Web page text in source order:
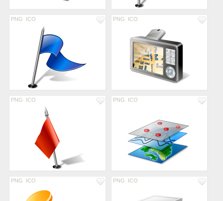
PNG ICO PNG ICO
PNG ICO PNG ICO
PNG ICO PNG ICO